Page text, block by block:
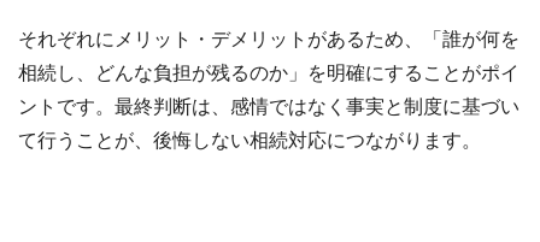
それぞれにメリット・デメリットがあるため、「誰が何を
相続し、どんな負担が残るのか」を明確にすることがポイ
ントです。最終判断は、感情ではなく事実と制度に基づい
て行うことが、後悔しない相続対応につながります。